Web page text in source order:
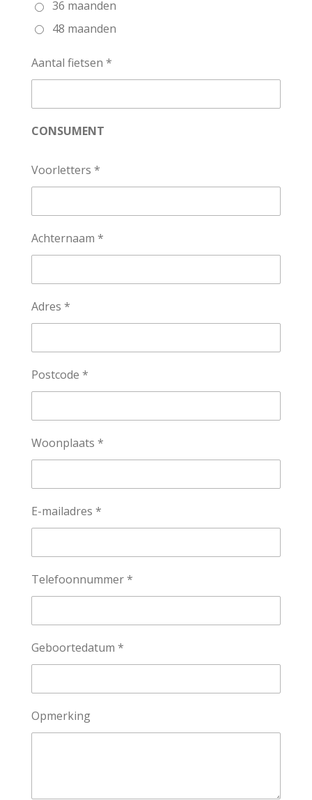
36 maanden
48 maanden
Aantal fietsen *
CONSUMENT
Voorletters *
Achternaam *
Adres *
Postcode *
Woonplaats *
E-mailadres *
Telefoonnummer *
Geboortedatum *
Opmerking